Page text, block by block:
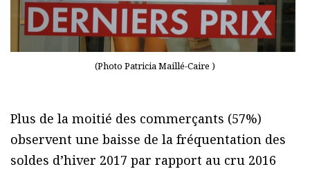
(Photo Patricia Maillé-Caire )
Plus de la moitié des commerçants (57%)
observent une baisse de la fréquentation des
soldes d’hiver 2017 par rapport au cru 2016